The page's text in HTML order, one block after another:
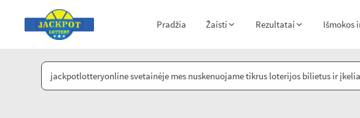
Pradžia Žaisti Rezultatai Išmokos
jackpotlotteryonline svetainėje mes nuskenuojame tikrus loterijos bilietus ir